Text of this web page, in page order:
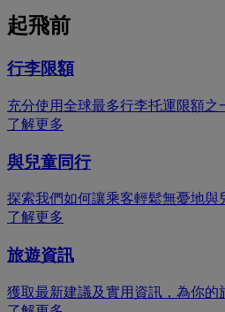
起飛前
行李限額
充分使用全球最多行李托運限額之
了解更多
與兒童同行
探索我們如何讓乘客輕鬆無憂地與
了解更多
旅遊資訊
獲取最新建議及實用資訊，為你的